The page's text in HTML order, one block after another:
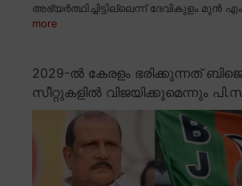
അഭ്യർത്ഥിച്ചിട്ടില്ലെന്ന് ദേവികുളം മുൻ
more
2029-ൽ കേരളം ഭരിക്കുന്നത്
സീറ്റുകളിൽ വിജയിക്കുമെന്നും